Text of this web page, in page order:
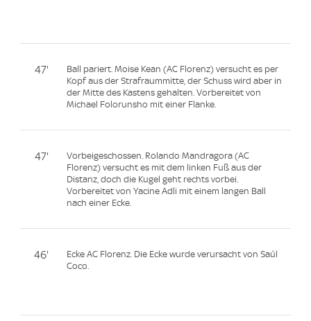
47'
Ball pariert. Moise Kean (AC Florenz) versucht es per
Kopf aus der Strafraummitte, der Schuss wird aber in
der Mitte des Kastens gehalten. Vorbereitet von
Michael Folorunsho mit einer Flanke.
47'
Vorbeigeschossen. Rolando Mandragora (AC
Florenz) versucht es mit dem linken Fuß aus der
Distanz, doch die Kugel geht rechts vorbei.
Vorbereitet von Yacine Adli mit einem langen Ball
nach einer Ecke.
46'
Ecke AC Florenz. Die Ecke wurde verursacht von Saúl
Coco.